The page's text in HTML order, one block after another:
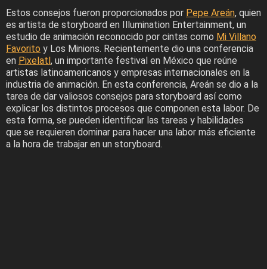
Estos consejos fueron proporcionados por Pepe Areán, quien
es artista de storyboard en Illumination Entertainment, un
estudio de animación reconocido por cintas como Mi Villano
Favorito y Los Minions. Recientemente dio una conferencia
en Pixelatl, un importante festival en México que reúne
artistas latinoamericanos y empresas internacionales en la
industria de animación. En esta conferencia, Areán se dio a la
tarea de dar valiosos consejos para storyboard así como
explicar los distintos procesos que componen esta labor. De
esta forma, se pueden identificar las tareas y habilidades
que se requieren dominar para hacer una labor más eficiente
a la hora de trabajar en un storyboard.